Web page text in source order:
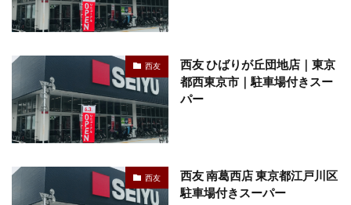
西友
西友 ひばりが丘団地店｜東京
都西東京市｜駐車場付きスー
パー
西友
西友 南葛西店 東京都江戸川区
駐車場付きスーパー